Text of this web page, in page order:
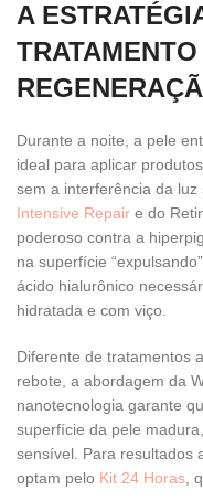
A
Durante a noite, a pele
ideal para aplicar
sem a interferência da
Intensive Repair e do
poderoso contra a
na superfície
ácido hialurônico
hidratada e com viço.
Diferente de tratamentos
rebote, a abordagem da
nanotecnologia garante
superfície da pele
sensível. Para resultados
optam pelo Kit 24 Horas ,